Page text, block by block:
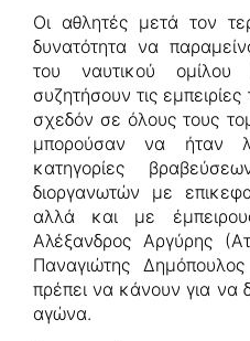
Οι αθλητές μετά τον
δυνατότητα να
του ναυτικού ομίλου
συζητήσουν τις
σχεδόν σε όλους τους
μπορούσαν να ήταν
κατηγορίες
διοργανωτών με
αλλά και με
Αλέξανδρος Αργύρης
Παναγιώτης
πρέπει να κάνουν για να
αγώνα.